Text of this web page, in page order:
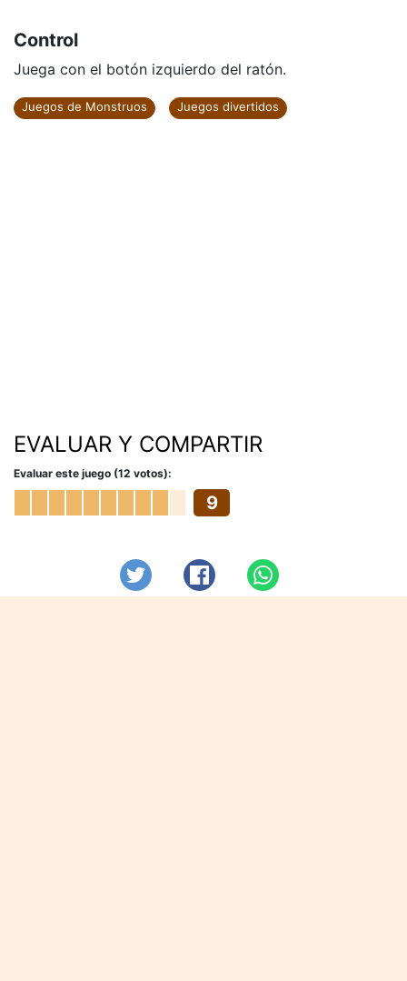
Control
Juega con el botón izquierdo del ratón.
Juegos de Monstruos Juegos divertidos
EVALUAR Y COMPARTIR
Evaluar este juego (12 votos):
9